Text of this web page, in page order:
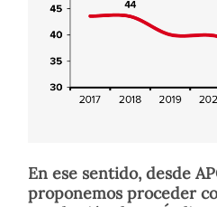
En ese sentido, desde
proponemos proceder